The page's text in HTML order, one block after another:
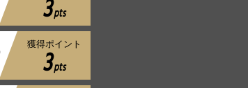
3pts
獲得ポイント
3pts